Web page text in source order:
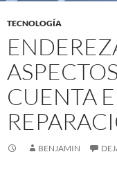
TECNOLOGÍA
CUENTA
BENJAMIN